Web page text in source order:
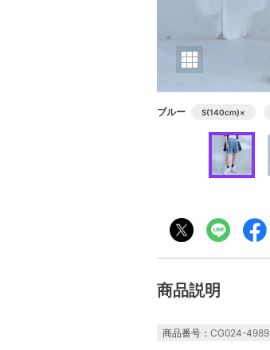
ブルー S(140cm)×
商品説明
商品番号：CG024-